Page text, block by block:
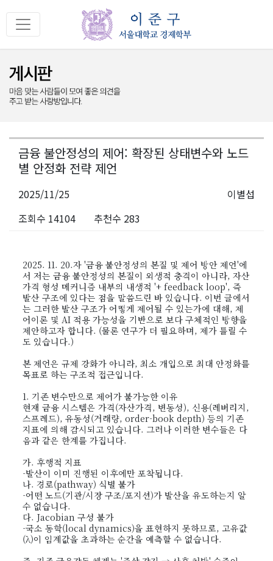
금융 불안정성의 제어: 확장된 상태변수와 노드
별 안정화 전략 제언
2025/11/25
이별섭
조회수 14104
추천수 283
2025. 11. 20.자 '금융 불안정성의 본질 및 제어 방안 제언'에
서 저는 금융 불안정성의 본질이 외생적 충격이 아니라, 자산
가격 형성 메커니즘 내부의 내생적 '+ feedback loop', 즉
발산 구조에 있다는 점을 말씀드린 바 있습니다. 이번 글에서
는 그러한 발산 구조가 어떻게 제어될 수 있는가에 대해, 제
어이론 및 AI 적용 가능성을 기반으로 보다 구체적인 방향을
제안하고자 합니다. (물론 연구가 더 필요하며, 제가 틀릴 수
도 있습니다.)
본 제언은 규제 강화가 아니라, 최소 개입으로 최대 안정화를
목표로 하는 구조적 접근입니다.
1. 기존 변수만으로 제어가 불가능한 이유
현재 금융 시스템은 가격(자산가격, 변동성), 신용(레버리지,
스프레드), 유동성(거래량, order-book depth) 등의 기존
지표에 의해 감시되고 있습니다. 그러나 이러한 변수들은 다
음과 같은 한계를 가집니다.
가. 후행적 지표
-발산이 이미 진행된 이후에만 포착됩니다.
나. 경로(pathway) 식별 불가
-어떤 노드(기관/시장 구조/포지션)가 발산을 유도하는지 알
수 없습니다.
다. Jacobian 구성 불가
-국소 동학(local dynamics)을 표현하지 못하므로, 고유값
(λ)이 임계값을 초과하는 순간을 예측할 수 없습니다.